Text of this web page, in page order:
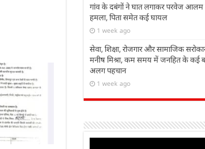
गांव के दबंगों ने घात लगाकर परवेज आलम
हमला, पिता समेत कई घायल
1 week ago
सेवा, शिक्षा, रोजगार और सामाजिक
मनीष मिश्रा, कम समय में जनहित के कई
अलग पहचान
1 week ago